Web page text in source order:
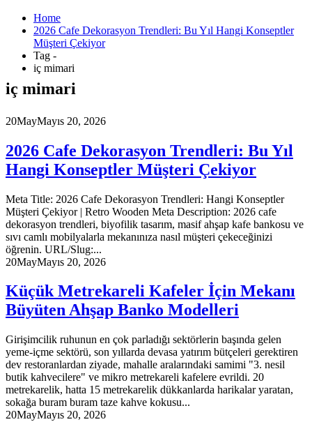
Home
2026 Cafe Dekorasyon Trendleri: Bu Yıl Hangi Konseptler
Müşteri Çekiyor
Tag -
iç mimari
iç mimari
20MayMayıs 20, 2026
2026 Cafe Dekorasyon Trendleri: Bu Yıl
Hangi Konseptler Müşteri Çekiyor
Meta Title: 2026 Cafe Dekorasyon Trendleri: Hangi Konseptler
Müşteri Çekiyor | Retro Wooden Meta Description: 2026 cafe
dekorasyon trendleri, biyofilik tasarım, masif ahşap kafe bankosu ve
sıvı camlı mobilyalarla mekanınıza nasıl müşteri çekeceğinizi
öğrenin. URL/Slug:...
20MayMayıs 20, 2026
Küçük Metrekareli Kafeler İçin Mekanı
Büyüten Ahşap Banko Modelleri
Girişimcilik ruhunun en çok parladığı sektörlerin başında gelen
yeme-içme sektörü, son yıllarda devasa yatırım bütçeleri gerektiren
dev restoranlardan ziyade, mahalle aralarındaki samimi "3. nesil
butik kahvecilere" ve mikro metrekareli kafelere evrildi. 20
metrekarelik, hatta 15 metrekarelik dükkanlarda harikalar yaratan,
sokağa buram buram taze kahve kokusu...
20MayMayıs 20, 2026